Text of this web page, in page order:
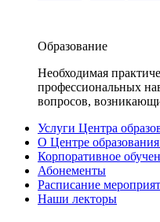
Образование
Необходимая
профессиональных
вопросов,
Услуги Центра
О Центре
Корпоративное
Абонементы
Расписание
Наши лекторы